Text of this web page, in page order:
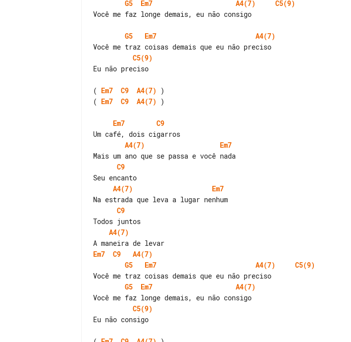
G5 Em7 A4(7)
C5(9)
Você me faz longe demais, eu não consigo
G5 Em7
A4(7)
C5(9)
Eu não preciso
( Em7 C9 A4(7)
( Em7 C9 A4(7) )
Em7
C9
A4(7)
Em7
C9
A4(7)
Em7
C9
A4(7)
Em7
C9
A4(7)
G5
Em7 A4(7)
C5(9)
G5
Em7
A4(7)
C5(9)
Eu não consigo